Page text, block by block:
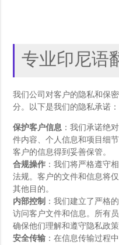
专业印尼语
我们公司对客户的隐私和保
分。以下是我们的隐私承诺：
保护客户信息 ：我们承诺绝
件内容、个人信息和项目细
客户的信息得到妥善保管。
合规操作 ：我们将严格遵守
法规。客户的文件和信息将
其他目的。
内部控制 ：我们建立了严格
访问客户文件和信息。所有
确保他们理解和遵守隐私政策
安全传输 ：在信息传输过程